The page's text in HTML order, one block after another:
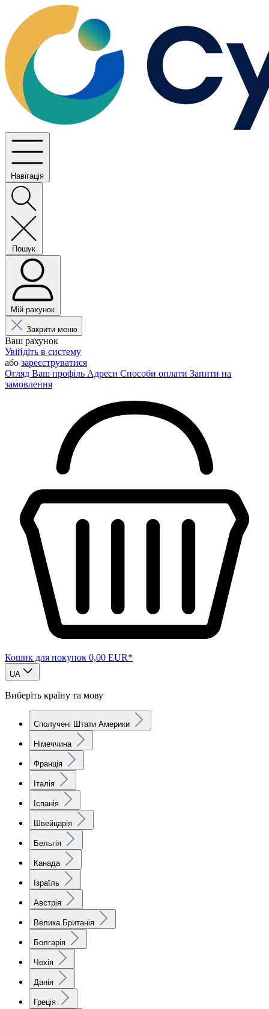
Навігація
Пошук
Мій рахунок
Закрити меню
Ваш рахунок
Увійдіть в систему
або зареєструватися
Огляд Ваш профіль Адреси Способи оплати Запити на
замовлення
Кошик для покупок 0,00 EUR*
UA
Виберіть країну та мову
Сполучені Штати Америки
Німеччина
Франція
Італія
Іспанія
Швейцарія
Бельгія
Канада
Ізраїль
Австрія
Велика Британія
Болгарія
Чехія
Данія
Греція